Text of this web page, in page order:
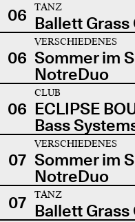
06
TANZ
Ballett Grass
06
VERSCHIEDENES
Sommer im
NotreDuo
06
CLUB
ECLIPSE
Bass
07
VERSCHIEDENES
Sommer im
NotreDuo
07
TANZ
Ballett Grass